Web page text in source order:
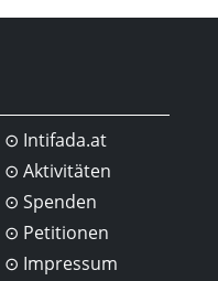
Intifada.at
Aktivitäten
Spenden
Petitionen
Impressum